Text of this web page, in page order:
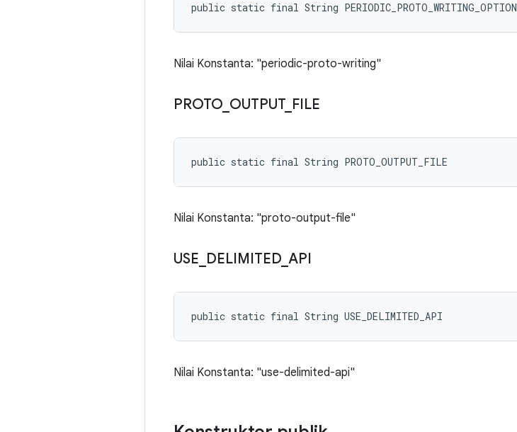
public static final String PERIODIC_PROTO_WRITING_OPTION
Nilai Konstanta: "periodic-proto-writing"
PROTO OUTPUT_ FILE
public static final String PROTO_OUTPUT_FILE
Nilai Konstanta: "proto-output-file"
USE DELIMITED API
public static final String USE_DELIMITED_API
Nilai Konstanta: "use-delimited-api"